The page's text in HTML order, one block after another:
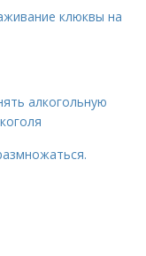
клюквы на
алкогольную